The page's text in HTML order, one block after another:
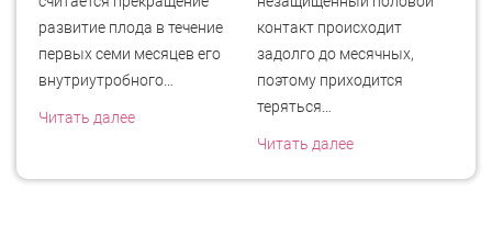
развитие плода в течение
первых семи месяцев его
внутриутробного…
Читать далее
контакт происходит
задолго до месячных,
поэтому приходится
теряться…
Читать далее